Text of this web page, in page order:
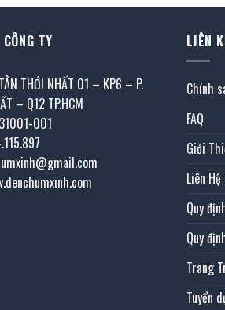
TY
THỚI NHẤT 01 – KP6 – P.
– Q12 TP.HCM
001
LIÊN
Chính
FAQ
Giới
Liên Hệ
Quy
Quy
Trang
Tuyển